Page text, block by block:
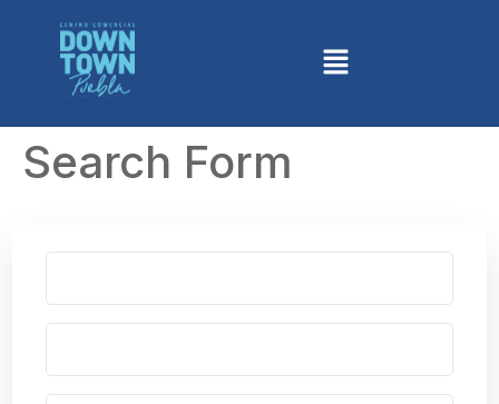
Search Form